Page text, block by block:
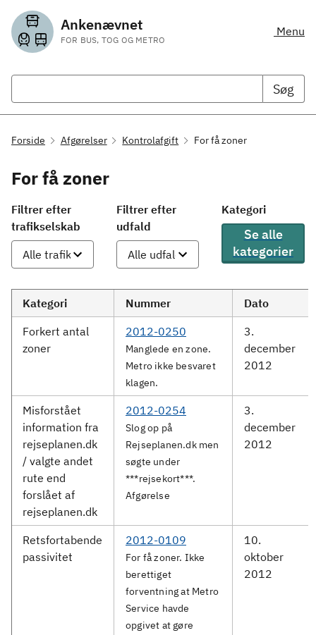
Ankenævnet
FOR BUS, TOG OG METRO
Menu
Søg
Forside Afgørelser Kontrolafgift For få zoner
For få zoner
Filtrer efter
trafikselskab
Filtrer efter
udfald
Kategori
Se alle
kategorier
Kategori Nummer
Dato
Forkert antal
zoner
2012-0250
Manglede en zone.
Metro ikke besvaret
klagen.
3.
december
2012
Misforstået
information fra
rejseplanen.dk
/ valgte andet
rute end
forslået af
rejseplanen.dk
2012-0254
Slog op på
Rejseplanen.dk men
søgte under
***rejsekort***.
Afgørelse
3.
december
2012
Retsfortabende
passivitet
2012-0109
For få zoner. Ikke
berettiget
forventning at Metro
Service havde
opgivet at gøre
10.
oktober
2012